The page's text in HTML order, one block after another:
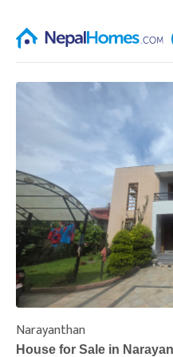
Narayanthan
House for Sale in